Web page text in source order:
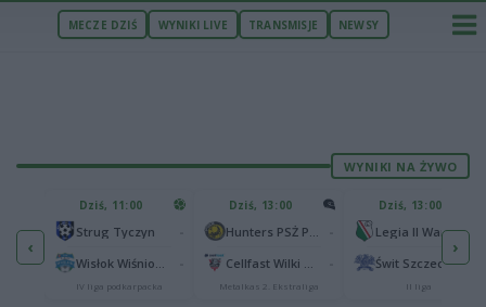
MECZE DZIŚ WYNIKI LIVE TRANSMISJE NEWSY
WYNIKI NA ŻYWO
‹
Podbeskidzie Bielsko-Biała2
2
Dziś, 11:00
Strug Tyczyn
IV liga podkarpacka
Dziś, 13:00
Metalkas 2. Ekstraliga
Dziś, 13:00
Legia II Warszawa
Świt Szczecin
II liga
›